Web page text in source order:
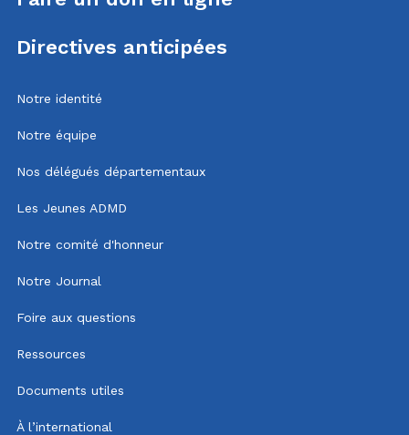
Directives anticipées
Notre identité
Notre équipe
Nos délégués départementaux
Les Jeunes ADMD
Notre comité d'honneur
Notre Journal
Foire aux questions
Ressources
Documents utiles
À l’international